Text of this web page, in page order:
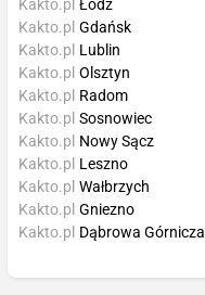
Kakto.pl Łódź
Kakto.pl Gdańsk
Kakto.pl Lublin
Kakto.pl Olsztyn
Kakto.pl Radom
Kakto.pl Sosnowiec
Kakto.pl Nowy Sącz
Kakto.pl Leszno
Kakto.pl Wałbrzych
Kakto.pl Gniezno
Kakto.pl Dąbrowa Górnicza